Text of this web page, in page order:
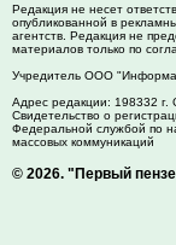
Редакция не несет
опубликованной в
агентств. Редакция не
материалов только по
Учредитель ООО
Адрес редакции: 198332 г.
Свидетельство о
Федеральной службой по
массовых коммуникаций
© 2026. "Первый